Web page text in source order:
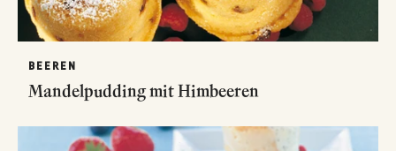
BEEREN
Mandelpudding mit Himbeeren